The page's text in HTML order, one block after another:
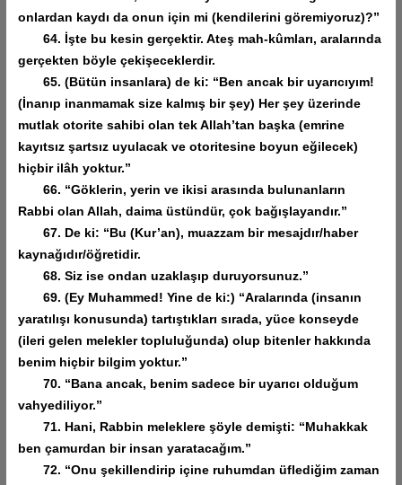
onlardan kaydı da onun için mi (kendilerini göremiyoruz)?”
64. İşte bu kesin gerçektir. Ateş mah-kûmları, aralarında
gerçekten böyle çekişeceklerdir.
65. (Bütün insanlara) de ki: “Ben ancak bir uyarıcıyım!
(İnanıp inanmamak size kalmış bir şey) Her şey üzerinde
mutlak otorite sahibi olan tek Allah’tan başka (emrine
kayıtsız şartsız uyulacak ve otoritesine boyun eğilecek)
hiçbir ilâh yoktur.”
66. “Göklerin, yerin ve ikisi arasında bulunanların
Rabbi olan Allah, daima üstündür, çok bağışlayandır.”
67. De ki: “Bu (Kur’an), muazzam bir mesajdır/haber
kaynağıdır/öğretidir.
68. Siz ise ondan uzaklaşıp duruyorsunuz.”
69. (Ey Muhammed! Yine de ki:) “Aralarında (insanın
yaratılışı konusunda) tartıştıkları sırada, yüce konseyde
(ileri gelen melekler topluluğunda) olup bitenler hakkında
benim hiçbir bilgim yoktur.”
70. “Bana ancak, benim sadece bir uyarıcı olduğum
vahyediliyor.”
71. Hani, Rabbin meleklere şöyle demişti: “Muhakkak
ben çamurdan bir insan yaratacağım.”
72. “Onu şekillendirip içine ruhumdan üflediğim zaman